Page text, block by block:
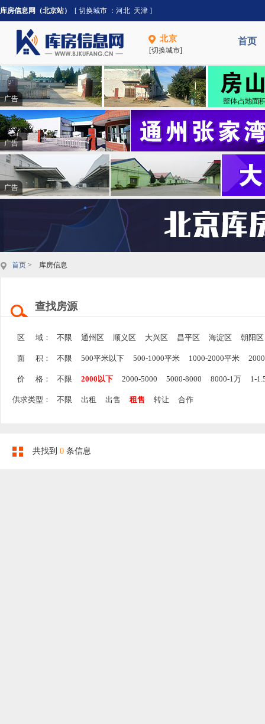
库房信息网（北京站） [ 切换城市 ： 河北 天津 ]
北京
[切换城市]
首页
广告
广告
广告
首页 > 库房信息
查找房源
区 域： 不限 通州区 顺义区 大兴区 昌平区 海淀区 朝阳区
面 积： 不限 500平米以下 500-1000平米 1000-2000平米
价 格： 不限 2000以下 2000-5000 5000-8000 8000-1万 1-
供求类型： 不限 出租 出售 租售 转让 合作
共找到 0 条信息